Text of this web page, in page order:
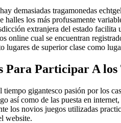
demasiadas tragamonedas
halles los más profusamente
extranjera del estado facilita
online cual se encuentran
lugares de superior clase como
Para Participar A
tiempo gigantesco pasión por los
así­ como de las puesta en
los novios juegos utilizadas
website.